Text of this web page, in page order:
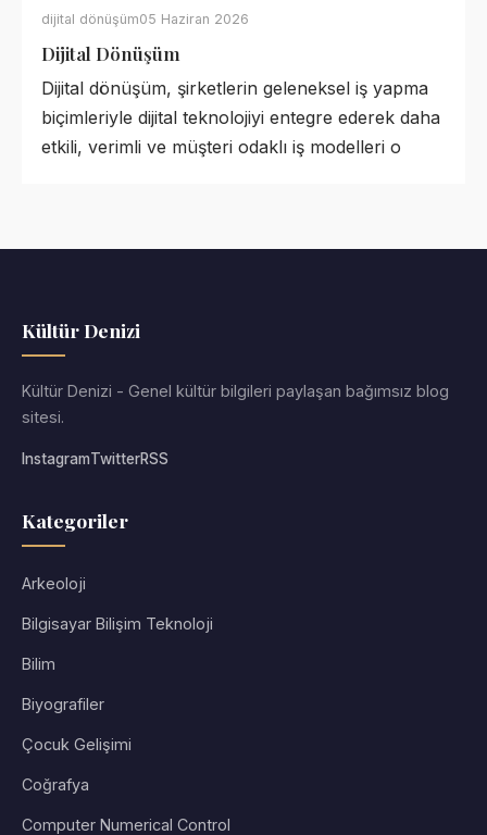
dijital dönüşüm05 Haziran 2026
Dijital Dönüşüm
Dijital dönüşüm, şirketlerin geleneksel iş yapma
biçimleriyle dijital teknolojiyi entegre ederek daha
etkili, verimli ve müşteri odaklı iş modelleri o
Kültür Denizi
Kültür Denizi - Genel kültür bilgileri paylaşan bağımsız blog
sitesi.
InstagramTwitterRSS
Kategoriler
Arkeoloji
Bilgisayar Bilişim Teknoloji
Bilim
Biyografiler
Çocuk Gelişimi
Coğrafya
Computer Numerical Control